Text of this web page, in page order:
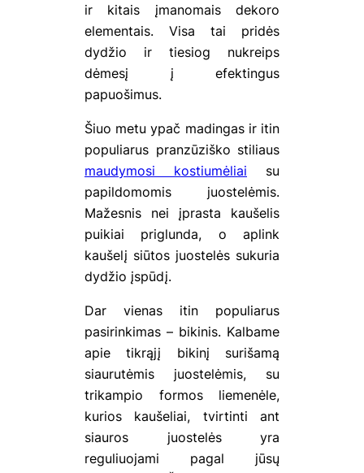
ir kitais įmanomais dekoro
elementais. Visa tai pridės
dydžio ir tiesiog nukreips
dėmesį į efektingus
papuošimus.
Šiuo metu ypač madingas ir itin
populiarus pranzūziško stiliaus
maudymosi kostiumėliai su
papildomomis juostelėmis.
Mažesnis nei įprasta kaušelis
puikiai priglunda, o aplink
kaušelį siūtos juostelės sukuria
dydžio įspūdį.
Dar vienas itin populiarus
pasirinkimas – bikinis. Kalbame
apie tikrąjį bikinį surišamą
siaurutėmis juostelėmis, su
trikampio formos liemenėle,
kurios kaušeliai, tvirtinti ant
siauros juostelės yra
reguliuojami pagal jūsų